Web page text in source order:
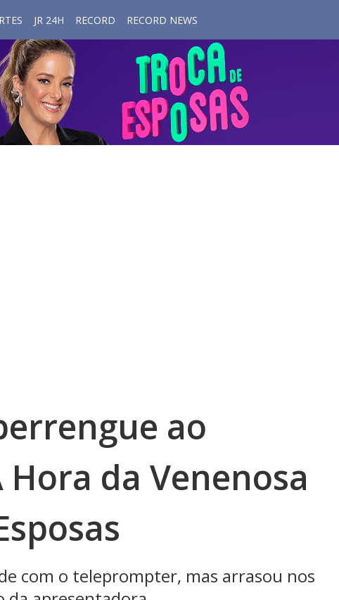
JR 24H RECORD RECORD NEWS
ao
da Venenosa
com o teleprompter, mas arrasou nos